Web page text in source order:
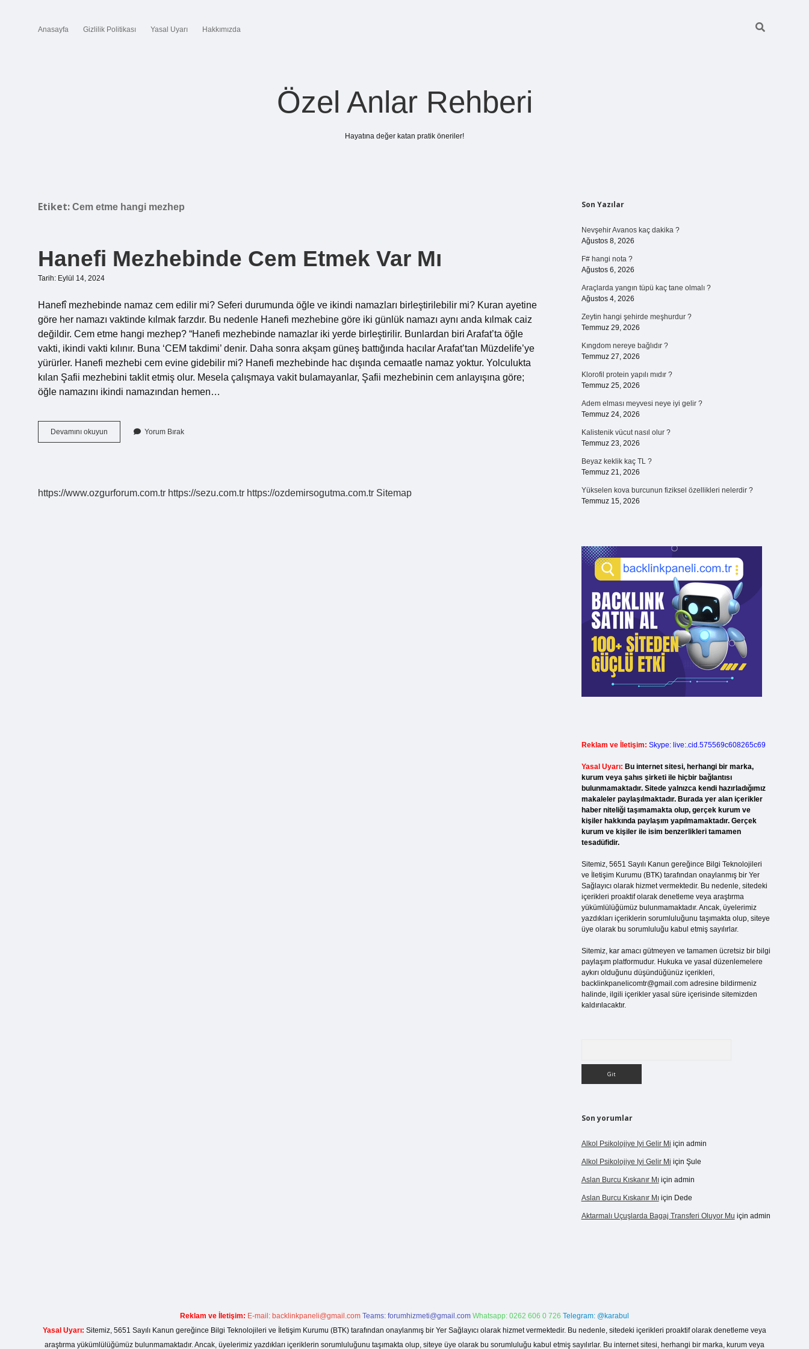
Anasayfa Gizlilik Politikası Yasal Uyarı Hakkımızda
Özel Anlar Rehberi
Hayatına değer katan pratik öneriler!
Etiket: Cem etme hangi mezhep
Hanefi Mezhebinde Cem Etmek Var Mı
Tarih: Eylül 14, 2024
Hanefî mezhebinde namaz cem edilir mi? Seferi durumunda öğle ve ikindi namazları birleştirilebilir mi? Kuran ayetine
göre her namazı vaktinde kılmak farzdır. Bu nedenle Hanefi mezhebine göre iki günlük namazı aynı anda kılmak caiz
değildir. Cem etme hangi mezhep? “Hanefi mezhebinde namazlar iki yerde birleştirilir. Bunlardan biri Arafat’ta öğle
vakti, ikindi vakti kılınır. Buna ‘CEM takdimi’ denir. Daha sonra akşam güneş battığında hacılar Arafat’tan Müzdelife’ye
yürürler. Hanefi mezhebi cem evine gidebilir mi? Hanefi mezhebinde hac dışında cemaatle namaz yoktur. Yolculukta
kılan Şafii mezhebini taklit etmiş olur. Mesela çalışmaya vakit bulamayanlar, Şafii mezhebinin cem anlayışına göre;
öğle namazını ikindi namazından hemen…
Devamını okuyun
Mezhebinde
Yorum Bırak
https://www.ozgurforum.com.tr https://sezu.com.tr https://ozdemirsogutma.com.tr Sitemap
Sidebar
Son Yazılar
Nevşehir Avanos kaç dakika ?
Ağustos 8, 2026
F# hangi nota ?
Ağustos 6, 2026
Araçlarda yangın tüpü kaç tane olmalı ?
Ağustos 4, 2026
Zeytin hangi şehirde meşhurdur ?
Temmuz 29, 2026
Kıngdom nereye bağlıdır ?
Temmuz 27, 2026
Klorofil protein yapılı mıdır ?
Temmuz 25, 2026
Adem elması meyvesi neye iyi gelir ?
Temmuz 24, 2026
Kalistenik vücut nasıl olur ?
Temmuz 23, 2026
Beyaz keklik kaç TL ?
Temmuz 21, 2026
Yükselen kova burcunun fiziksel özellikleri nelerdir ?
Temmuz 15, 2026
Reklam ve İletişim: Skype: live:.cid.575569c608265c69
Yasal Uyarı: Bu internet sitesi, herhangi bir marka,
kurum veya şahıs şirketi ile hiçbir bağlantısı
bulunmamaktadır. Sitede yalnızca kendi hazırladığımız
makaleler paylaşılmaktadır. Burada yer alan içerikler
haber niteliği taşımamakta olup, gerçek kurum ve
kişiler hakkında paylaşım yapılmamaktadır. Gerçek
kurum ve kişiler ile isim benzerlikleri tamamen
tesadüfidir.
Sitemiz, 5651 Sayılı Kanun gereğince Bilgi Teknolojileri
ve İletişim Kurumu (BTK) tarafından onaylanmış bir Yer
Sağlayıcı olarak hizmet vermektedir. Bu nedenle, sitedeki
içerikleri proaktif olarak denetleme veya araştırma
yükümlülüğümüz bulunmamaktadır. Ancak, üyelerimiz
yazdıkları içeriklerin sorumluluğunu taşımakta olup, siteye
üye olarak bu sorumluluğu kabul etmiş sayılırlar.
Sitemiz, kar amacı gütmeyen ve tamamen ücretsiz bir bilgi
paylaşım platformudur. Hukuka ve yasal düzenlemelere
aykırı olduğunu düşündüğünüz içerikleri,
backlinkpanelicomtr@gmail.comadresine bildirmeniz
halinde, ilgili içerikler yasal süre içerisinde sitemizden
kaldırılacaktır.
Son yorumlar
Alkol Psikolojiye Iyi Gelir Mi için admin
Alkol Psikolojiye Iyi Gelir Mi için Şule
Aslan Burcu Kıskanır Mıiçin admin
Aslan Burcu Kıskanır Mıiçin Dede
Aktarmalı Uçuşlarda Bagaj Transferi Oluyor Mu için admin
Reklam ve İletişim: E-mail: backlinkpaneli@gmail.com Teams: forumhizmeti@gmail.com Whatsapp: 0262 606 0 726 Telegram: @karabul
Yasal Uyarı: Sitemiz, 5651 Sayılı Kanun gereğince Bilgi Teknolojileri ve İletişim Kurumu (BTK) tarafından onaylanmış bir Yer Sağlayıcı olarak hizmet vermektedir. Bu nedenle, sitedeki içerikleri proaktif olarak denetleme veya
araştırma yükümlülüğümüz bulunmamaktadır. Ancak, üyelerimiz yazdıkları içeriklerin sorumluluğunu taşımakta olup, siteye üye olarak bu sorumluluğu kabul etmiş sayılırlar. Bu internet sitesi, herhangi bir marka, kurum veya